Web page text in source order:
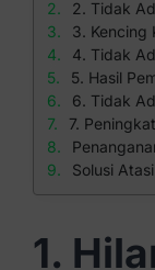
2. Tidak
3. Kencing
4. Tidak Ada
5. Hasil
6. Tidak
7.
Solusi
1.